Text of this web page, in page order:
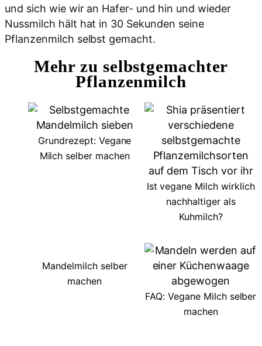
und sich wie wir an Hafer- und hin und wieder
Nussmilch hält hat in 30 Sekunden seine
Pflanzenmilch selbst gemacht.
Mehr zu selbstgemachter
Pflanzenmilch
Grundrezept: Vegane
Milch selber machen
Ist vegane Milch wirklich
nachhaltiger als
Kuhmilch?
Mandelmilch selber
machen
FAQ: Vegane Milch selber
machen